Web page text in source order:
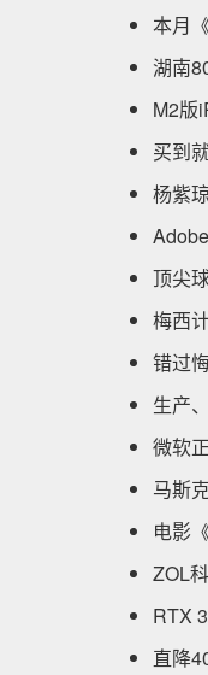
本月
湖南
M2版
买到
杨紫
顶尖
梅西
错过
生产
微软
马斯
电影
ZOL
RTX
直降